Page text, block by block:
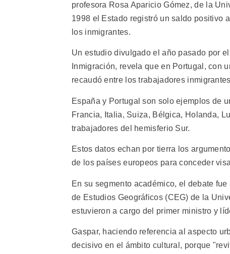
profesora Rosa Aparicio Gómez, de la
1998 el Estado registró un saldo positivo
los inmigrantes.
Un estudio divulgado el año pasado por
Inmigración, revela que en Portugal, con
recaudó entre los trabajadores
España y Portugal son solo ejemplos de
Francia, Italia, Suiza, Bélgica, Holanda,
trabajadores del hemisferio Sur.
Estos datos echan por tierra los
de los países europeos para conceder
En su segmento académico, el debate
de Estudios Geográficos (CEG) de la
estuvieron a cargo del primer ministro y
Gaspar, haciendo referencia al aspecto
decisivo en el ámbito cultural, porque